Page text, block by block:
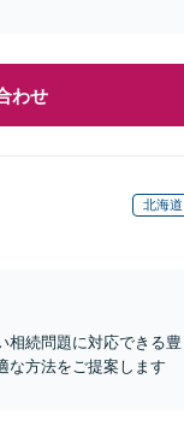
わせ
北海道
相続問題に対応できる豊
な方法をご提案します